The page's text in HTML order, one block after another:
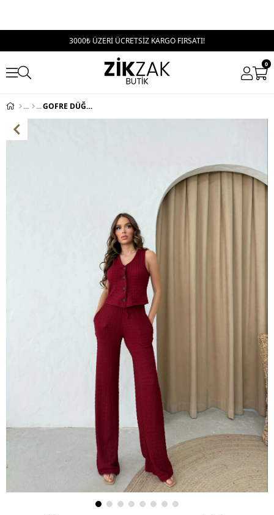
3000₺ ÜZERİ ÜCRETSİZ KARGO FIRSATI!
0
GOFRE DÜĞME DETAY YELEK VE PANTOLONLU İKİLİ TAKIM BORDO